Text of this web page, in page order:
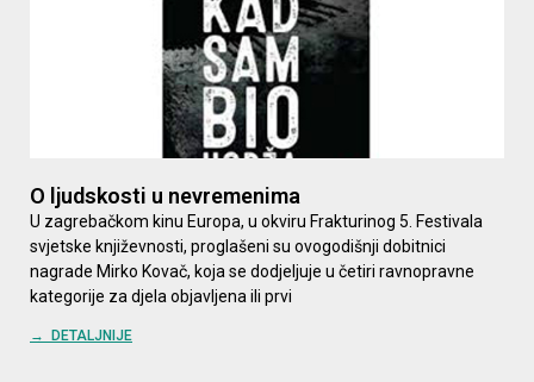
O ljudskosti u nevremenima
U zagrebačkom kinu Europa, u okviru Frakturinog 5. Festivala
svjetske književnosti, proglašeni su ovogodišnji dobitnici
nagrade Mirko Kovač, koja se dodjeljuje u četiri ravnopravne
kategorije za djela objavljena ili prvi
→ DETALJNIJE